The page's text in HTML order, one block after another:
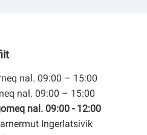
nal. 09:00 – 15:00
nal. 09:00 – 15:00
nal. 09:00 - 12:00
Ingerlatsivik